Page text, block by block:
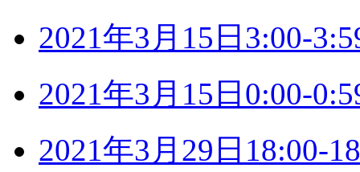
2021年3月15日3:00-
2021年3月15日0:00-
2021年3月29日18:00-